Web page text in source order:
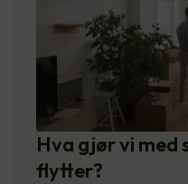
Hva gjør vi med
flytter?